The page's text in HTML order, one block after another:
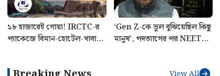
১৮ হাজারেই গোয়া! IRCTC-র
প্যাকেজে বিমান-হোটেল-খাবার,
‘Gen Z-কে ভুল বুঝিয়েছিল কিছু
মানুষ’, পদত্যাগের পর NEET